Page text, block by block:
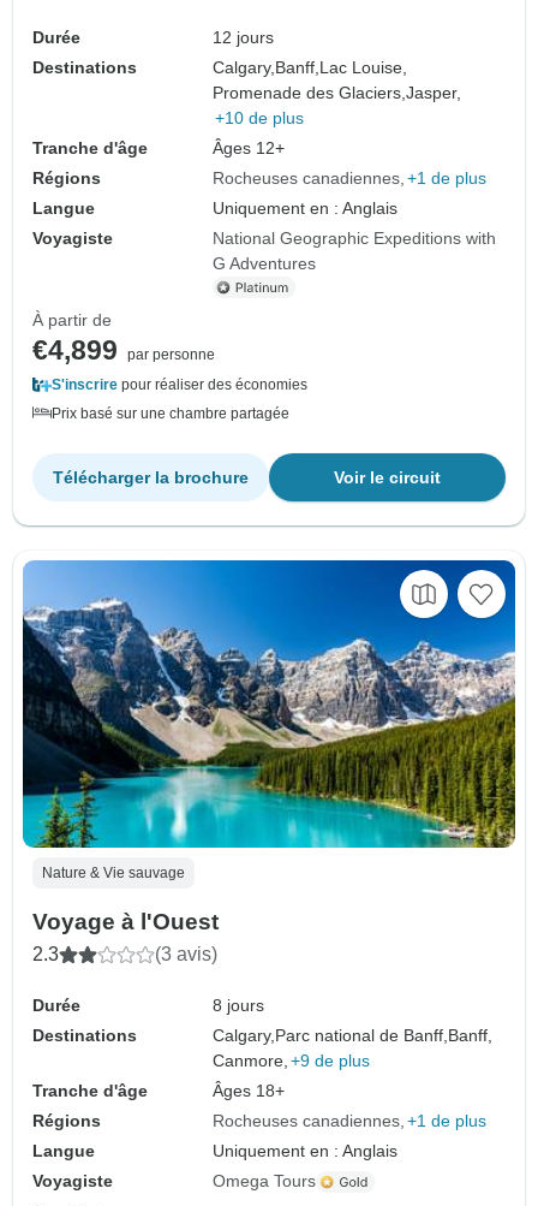
Durée
12 jours
Destinations
Calgary, Banff, Lac Louise,
Promenade des Glaciers,Jasper,
+10 de plus
Tranche d'âge
Âges 12+
Régions
Rocheuses canadiennes +1 de plus
Langue
Uniquement en : Anglais
Voyagiste
National Geographic Expeditions with
G Adventures
À partir de
€4,899
par personne
S'inscrire pour réaliser des économies
Prix basé sur une chambre partagée
Voir le circuit
Télécharger la brochure
Nature & Vie sauvage
Voyage à l'Ouest
2.3 (3 avis)
Durée
8 jours
Destinations
Calgary,Parc national de Banff,Banff,
Canmore, +9 de plus
Tranche d'âge
Âges 18+
Régions
Rocheuses canadiennes +1 de plus
Langue
Uniquement en : Anglais
Voyagiste
Omega Tours